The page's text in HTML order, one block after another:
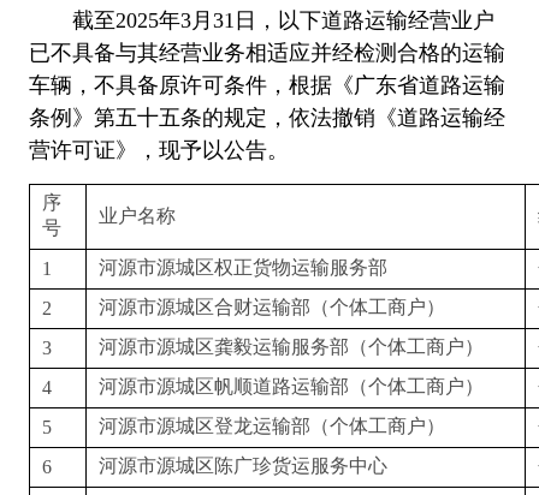
截至2025年3月31日， 以下道路运输经营业户
已不具备与其经营业务相适应并经检测合格的运输
车辆，不具备原许可条件，根据《广东省道路运输
条例》第五十五条的规定，依法撤销《道路运输经
营许可证》，现予以公告。
序
号
业户名称
1 河源市源城区权正货物运输服务部
2
河源市源城区合财运输部（个体工商户）
3
河源市源城区龚毅运输服务部（个体工商户）
4
河源市源城区帆顺道路运输部（个体工商户）
5
河源市源城区登龙运输部（个体工商户）
6
河源市源城区陈广珍货运服务中心